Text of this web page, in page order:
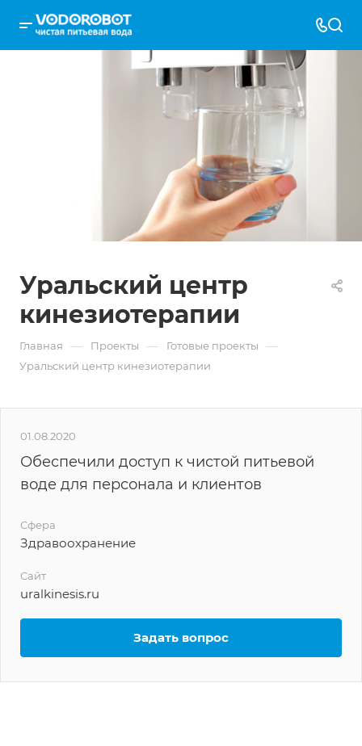
Уральский центр
кинезиотерапии
Главная — Проекты — Готовые проекты —
Уральский центр кинезиотерапии
01.08.2020
Обеспечили доступ к чистой питьевой
воде для персонала и клиентов
Сфера
Здравоохранение
Сайт
uralkinesis.ru
Задать вопрос